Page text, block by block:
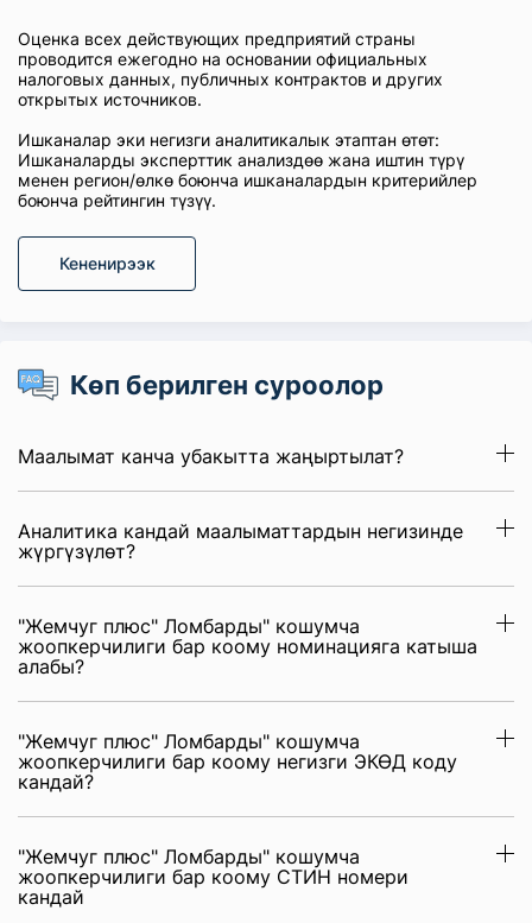
Оценка всех действующих предприятий страны
проводится ежегодно на основании официальных
налоговых данных, публичных контрактов и других
открытых источников.
Ишканалар эки негизги аналитикалык этаптан өтөт:
Ишканаларды эксперттик анализдөө жана иштин түрү
менен регион/өлкө боюнча ишканалардын критерийлер
боюнча рейтингин түзүү.
Кененирээк
Көп берилген суроолор
Маалымат канча убакытта жаңыртылат?
Аналитика кандай маалыматтардын негизинде
жүргүзүлөт?
"Жемчуг плюс" Ломбарды" кошумча
жоопкерчилиги бар коому номинацияга катыша
алабы?
"Жемчуг плюс" Ломбарды" кошумча
жоопкерчилиги бар коому негизги ЭКӨД коду
кандай?
"Жемчуг плюс" Ломбарды" кошумча
жоопкерчилиги бар коому СТИН номери
кандай